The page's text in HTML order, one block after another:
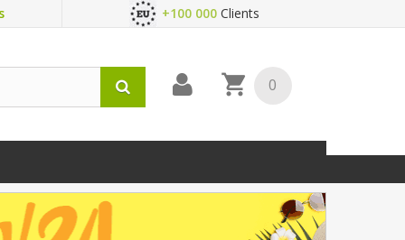
+100 000Clients
0